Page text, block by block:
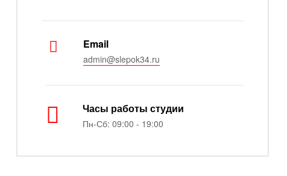
Email
admin@slepok34.ru
Часы работы студии
Пн-Сб: 09:00 - 19:00